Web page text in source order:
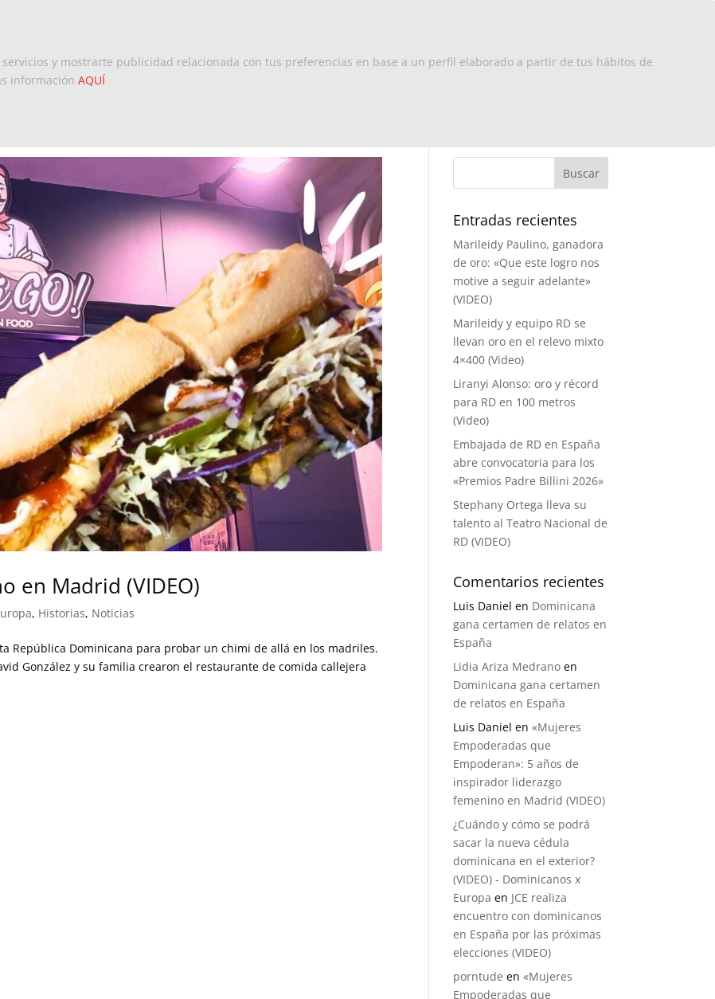
Inicio Europa Dominicanos x Europa Turismo Contacto
en Madrid (VIDEO)
, Historias, Noticias
República Dominicana para probar un chimi de allá en los madriles.
González y su familia crearon el restaurante de comida callejera
Entradas recientes
Marileidy Paulino, ganadora
de oro: «Que este logro nos
motive a seguir adelante»
(VIDEO)
Marileidy y equipo RD se
llevan oro en el relevo mixto
4×400 (Video)
Liranyi Alonso: oro y récord
para RD en 100 metros
(Video)
Embajada de RD en España
abre convocatoria para los
«Premios Padre Billini 2026»
Stephany Ortega lleva su
talento al Teatro Nacional de
RD (VIDEO)
Comentarios recientes
Luis Daniel en Dominicana
gana certamen de relatos en
España
Lidia Ariza Medrano en
Dominicana gana certamen
de relatos en España
Luis Daniel en«Mujeres
Empoderadas que
Empoderan»: 5 años de
inspirador liderazgo
femenino en Madrid (VIDEO)
¿Cuándo y cómo se podrá
sacar la nueva cédula
dominicana en el exterior?
(VIDEO) - Dominicanos x
Europa en JCE realiza
encuentro con dominicanos
en España por las próximas
elecciones (VIDEO)
porntude en«Mujeres
Empoderadas que
y mostrarte publicidad relacionada con tus preferencias en base a un perfil elaborado a partir de tus hábitos de
información AQUÍ